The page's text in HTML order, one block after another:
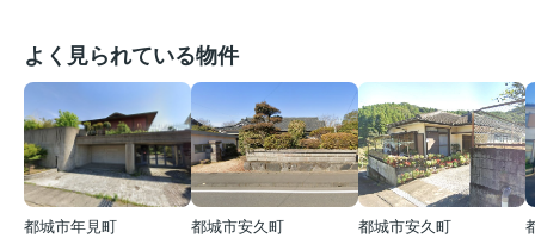
よく見られている物件
都城市年見町
都城市安久町
都城市安久町